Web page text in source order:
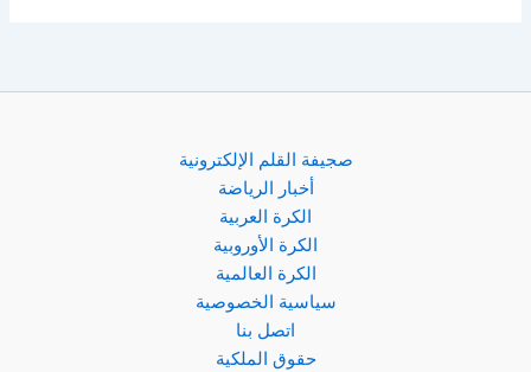
صجيفة القلم الإلكترونية
أخبار الرياضة
الكرة العربية
الكرة الأوروبية
الكرة العالمية
سياسية الخصوصية
حقوق الملكية